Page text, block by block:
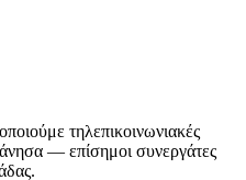
τηλεπικοινωνιακές
— επίσημοι συνεργάτες